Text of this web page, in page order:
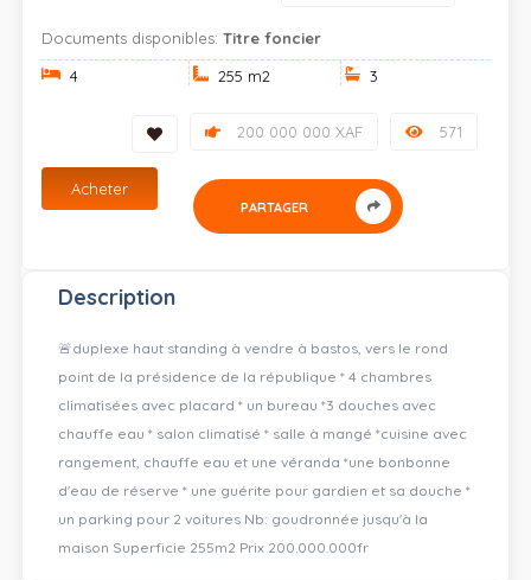
Documents disponibles:Titre foncier
4
255 m2 3
571
200 000 000 XAF
Acheter
PARTAGER
Description
🚨duplexe haut standing à vendre à bastos, vers le rond
point de la présidence de la république * 4 chambres
climatisées avec placard * un bureau *3 douches avec
chauffe eau * salon climatisé * salle à mangé *cuisine avec
rangement, chauffe eau et une véranda *une bonbonne
d'eau de réserve * une guérite pour gardien et sa douche *
un parking pour 2 voitures Nb: goudronnée jusqu'à la
maison Superficie 255m2 Prix 200.000.000fr